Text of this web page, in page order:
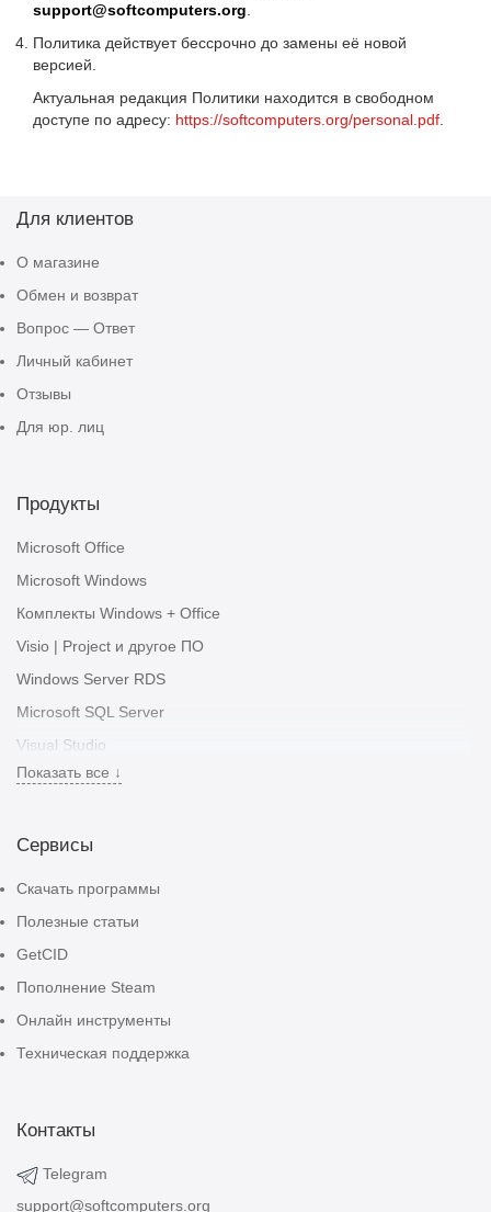
support@softcomputers.org
Политика действует бессрочно до замены её новой
версией.
Актуальная редакция Политики находится в свободном
доступе по адресу: https://softcomputers.org/personal.pdf
Для клиентов
О магазине
Обмен и возврат
Вопрос — Ответ
Личный кабинет
Отзывы
Для юр. лиц
Продукты
Microsoft Office
Microsoft Windows
Комплекты Windows + Office
Visio | Project и другое ПО
Windows Server RDS
Microsoft SQL Server
Visual Studio
Autodesk
CorelDRAW
Показать все ↓
Сервисы
Скачать программы
Полезные статьи
GetCID
Пополнение Steam
Онлайн инструменты
Техническая поддержка
Контакты
Telegram
support@softcomputers.org